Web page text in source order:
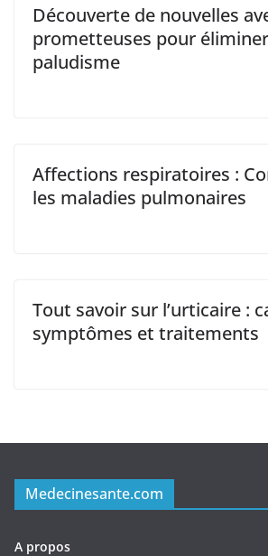
Découverte de nouvelles
prometteuses pour
paludisme
Affections respiratoires :
les maladies pulmonaires
Tout savoir sur l’urticaire :
symptômes et traitements
Medecinesante.com
A propos